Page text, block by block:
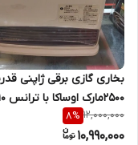
بخاری گازی برقی ژاپنی
2500مارک اوساکا با ترانس 110
12,000,000
8%
10,990,000